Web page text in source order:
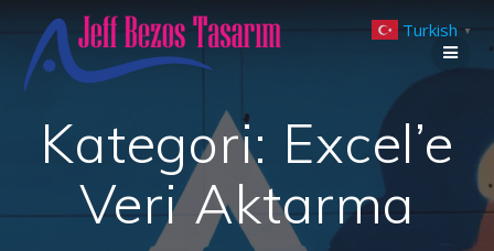
to
Kategori: Excel’e
Veri Aktarma
Turkish ▼